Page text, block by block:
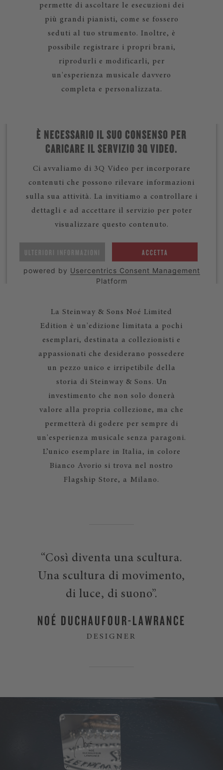
permette di ascoltare le esecuzioni dei
più grandi pianisti, come se fossero
seduti al tuo strumento. Inoltre, è
possibile registrare i propri brani,
riprodurli e modificarli, per
un'esperienza musicale davvero
completa e personalizzata.
È NECESSARIO IL SUO CONSENSO PER
CARICARE IL SERVIZIO 3Q VIDEO.
Ci avvaliamo di 3Q Video per incorporare
contenuti che possono rilevare informazioni
sulla sua attività. La invitiamo a controllare i
dettagli e ad accettare il servizio per poter
visualizzare questo contenuto.
ULTERIORI INFORMAZIONI ACCETTA
powered by Usercentrics Consent Management
Platform
La Steinway & Sons Noé Limited
Edition è un'edizione limitata a pochi
esemplari, destinata a collezionisti e
appassionati che desiderano possedere
un pezzo unico e irripetibile della
storia di Steinway & Sons. Un
investimento che non solo donerà
valore alla propria collezione, ma che
permetterà di godere per sempre di
un'esperienza musicale senza paragoni.
L’unico esemplare in Italia, in colore
Bianco Avorio si trova nel nostro
Flagship Store, a Milano.
“Così diventa una scultura.
Una scultura di movimento,
di luce, di suono”.
NOÉ DUCHAUFOUR-LAWRANCE
DESIGNER